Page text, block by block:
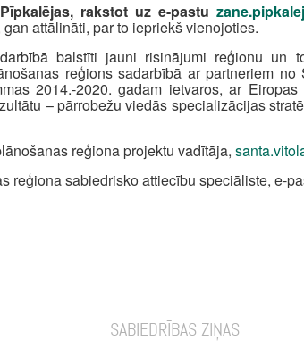
rakstot uz e-pastu
attālināti, par to iepriekš vienojoties.
balstīti jauni risinājumi reģionu un
reģions sadarbībā ar partneriem
2014.-2020. gadam ietvaros, ar
– pārrobežu viedās specializācijas
reģiona projektu vadītāja,
reģiona sabiedrisko attiecību speciāliste, e-
SABIEDRĪBAS ZIŅAS